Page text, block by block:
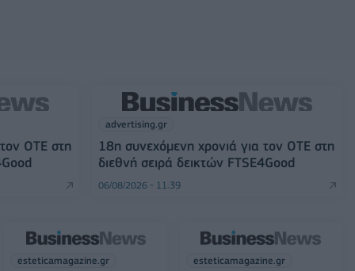
ΟΤΕ στη
advertising.gr
18η συνεχόμενη χρονιά για τον ΟΤΕ στη
διεθνή σειρά δεικτών FTSE4Good
06/08/2026 - 11:39
esteticamagazine.gr esteticamagazine.gr